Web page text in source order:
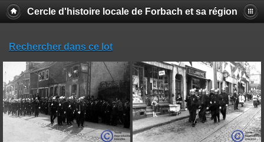
Cercle d'histoire locale de Forbach et sa région
Rechercher dans ce lot